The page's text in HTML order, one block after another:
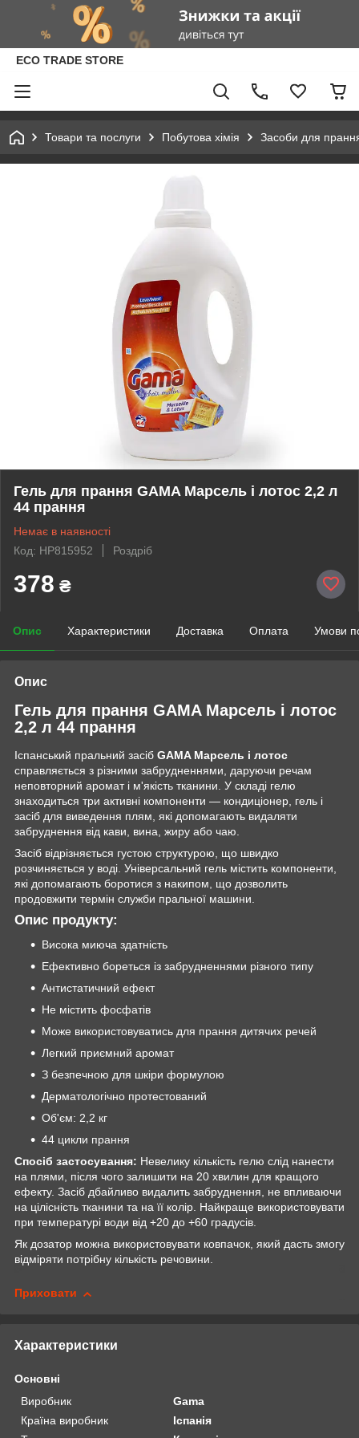
ECO TRADE STORE
Товари та послуги Побутова хімія Засоби для
Гель для прання GAMA Марсель і лотос 2,2 л
44 прання
Немає в наявності
Код: HP815952
Роздріб
378 ₴
Опис Характеристики Доставка Оплата Умови
Опис
Гель для прання GAMA Марсель і лотос
2,2 л 44 прання
Іспанський пральний засіб GAMA Марсель і лотос
справляється з різними забрудненнями, даруючи речам
неповторний аромат і м'якість тканини. У складі гелю
знаходиться три активні компоненти — кондиціонер, гель і
засіб для виведення плям, які допомагають видаляти
забруднення від кави, вина, жиру або чаю.
Засіб відрізняється густою структурою, що швидко
розчиняється у воді. Універсальний гель містить компоненти,
які допомагають боротися з накипом, що дозволить
продовжити термін служби пральної машини.
Опис продукту:
Висока миюча здатність
Ефективно бореться із забрудненнями різного типу
Антистатичний ефект
Не містить фосфатів
Може використовуватись для прання дитячих речей
Легкий приємний аромат
З безпечною для шкіри формулою
Дерматологічно протестований
Об'єм: 2,2 кг
44 цикли прання
Спосіб застосування: Невелику кількість гелю слід нанести
на плями, після чого залишити на 20 хвилин для кращого
ефекту. Засіб дбайливо видалить забруднення, не впливаючи
на цілісність тканини та на її колір. Найкраще використовувати
при температурі води від +20 до +60 градусів.
Як дозатор можна використовувати ковпачок, який дасть змогу
відміряти потрібну кількість речовини.
Приховати
Характеристики
Основні
Виробник
Gama
Країна виробник
Іспанія